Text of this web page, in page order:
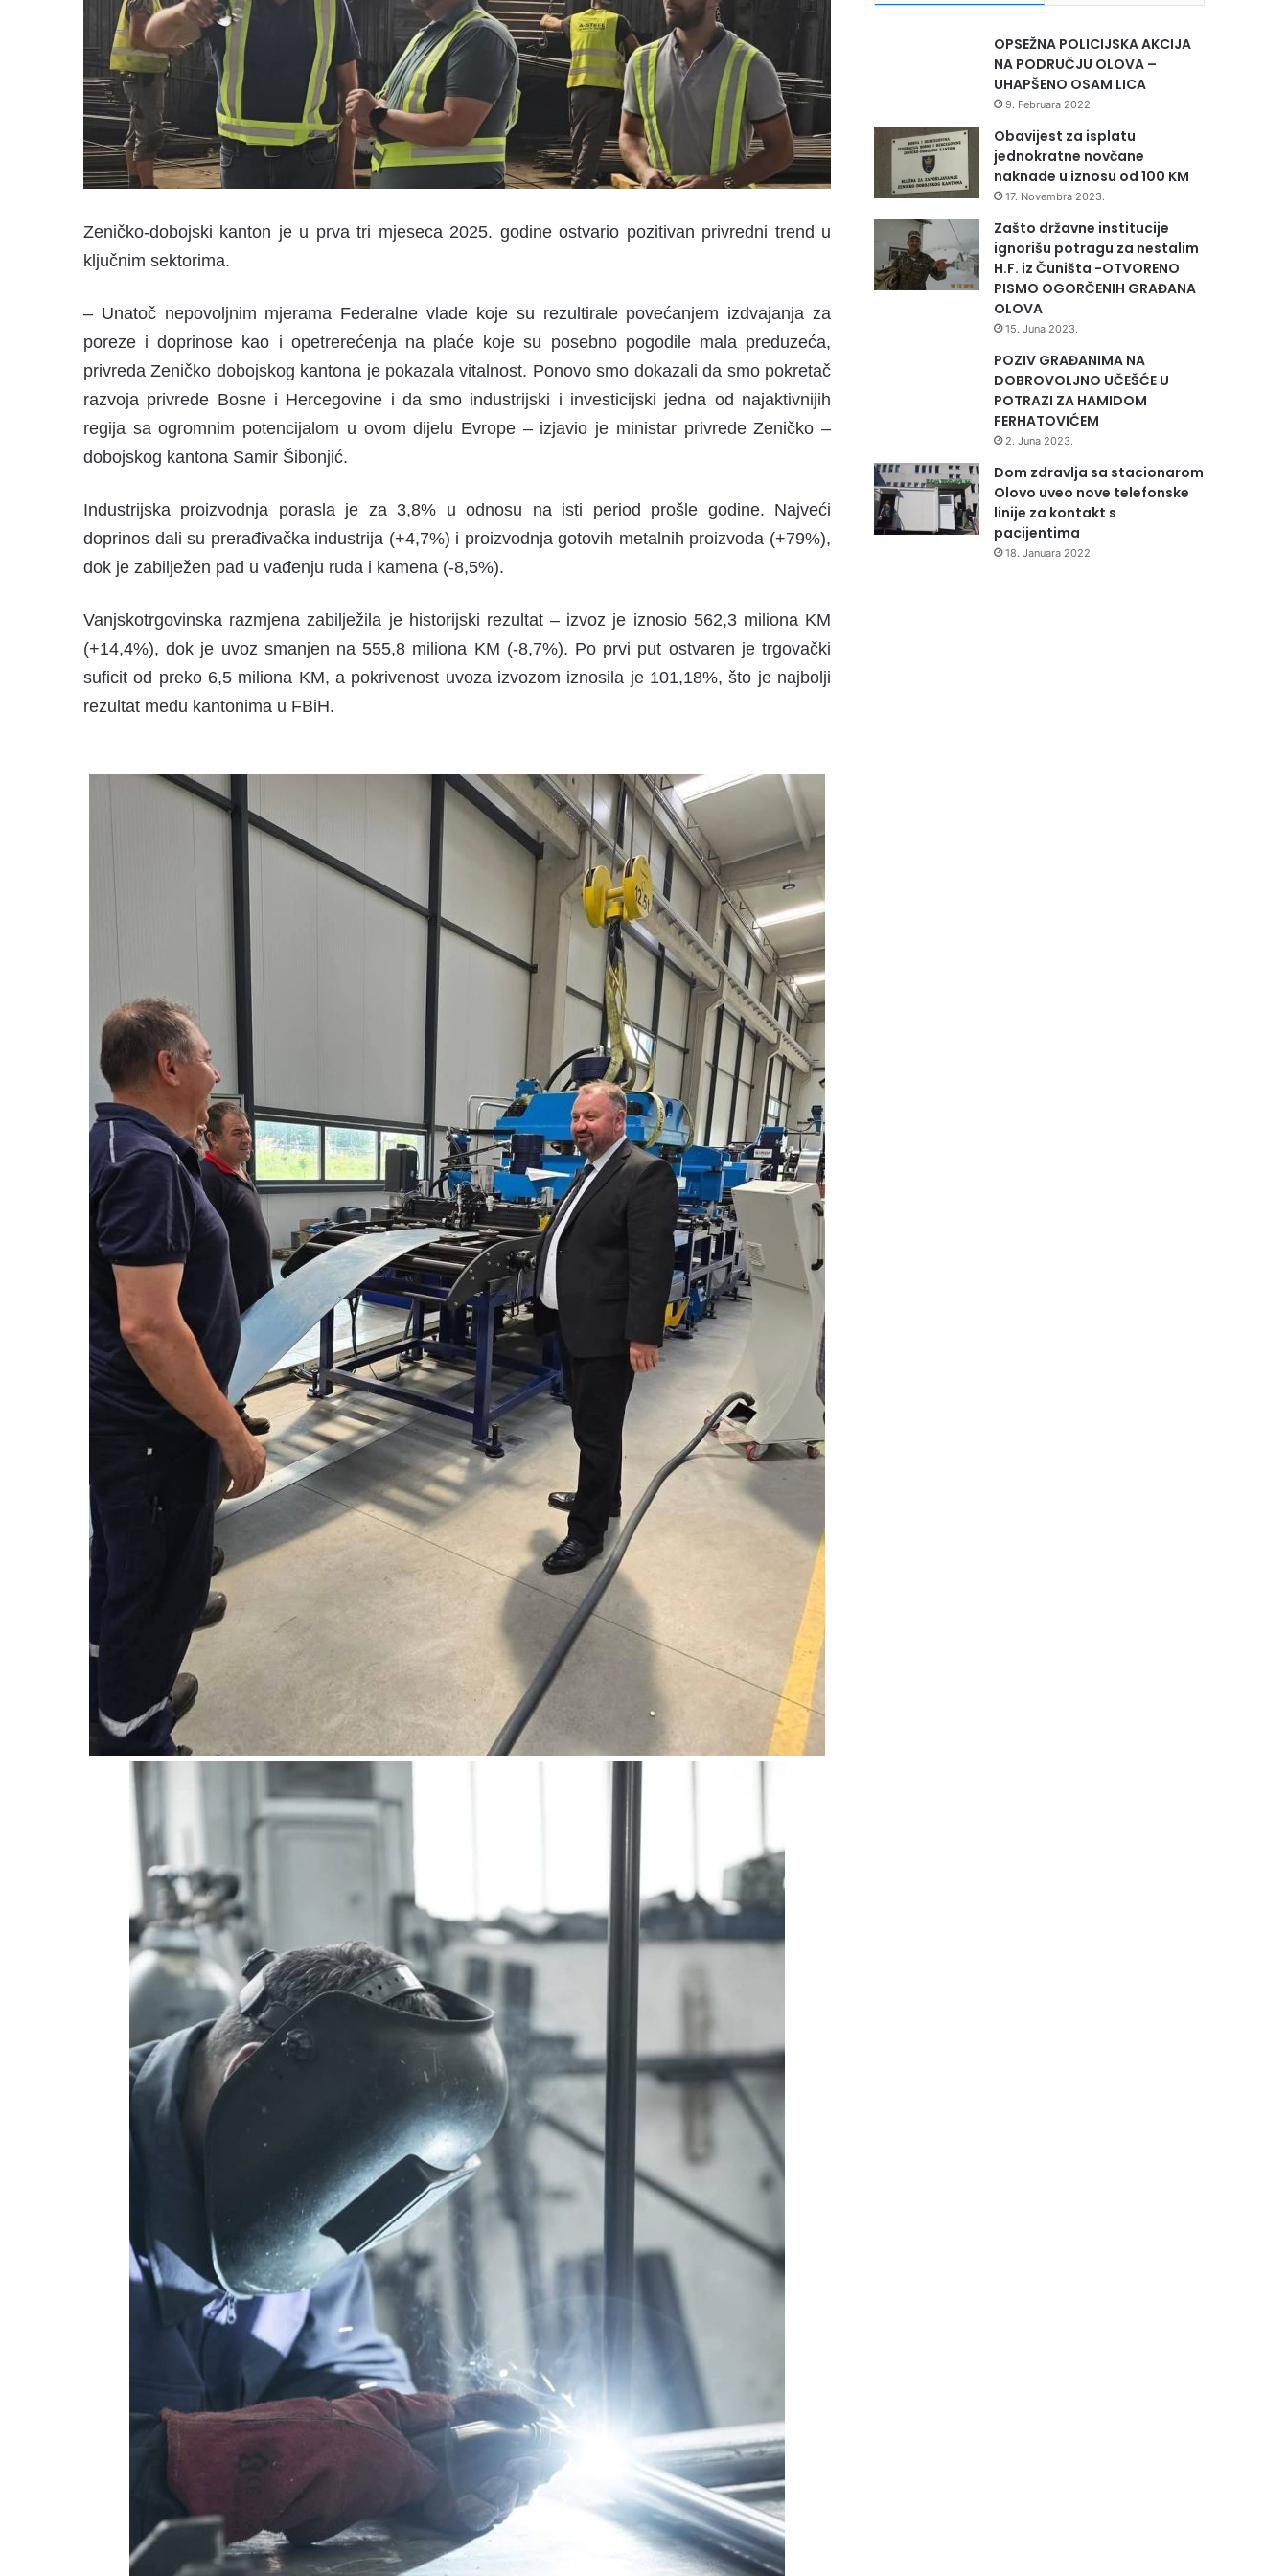
Zeničko-dobojski kanton je u prva tri mjeseca 2025. godine ostvario pozitivan privredni trend u
ključnim sektorima.
– Unatoč nepovoljnim mjerama Federalne vlade koje su rezultirale povećanjem izdvajanja za
poreze i doprinose kao i opetrerećenja na plaće koje su posebno pogodile mala preduzeća,
privreda Zeničko dobojskog kantona je pokazala vitalnost. Ponovo smo dokazali da smo pokretač
razvoja privrede Bosne i Hercegovine i da smo industrijski i investicijski jedna od najaktivnijih
regija sa ogromnim potencijalom u ovom dijelu Evrope – izjavio je ministar privrede Zeničko –
dobojskog kantona Samir Šibonjić.
Industrijska proizvodnja porasla je za 3,8% u odnosu na isti period prošle godine. Najveći
doprinos dali su prerađivačka industrija (+4,7%) i proizvodnja gotovih metalnih proizvoda (+79%),
dok je zabilježen pad u vađenju ruda i kamena (-8,5%).
Vanjskotrgovinska razmjena zabilježila je historijski rezultat – izvoz je iznosio 562,3 miliona KM
(+14,4%), dok je uvoz smanjen na 555,8 miliona KM (-8,7%). Po prvi put ostvaren je trgovački
suficit od preko 6,5 miliona KM, a pokrivenost uvoza izvozom iznosila je 101,18%, što je najbolji
rezultat među kantonima u FBiH.
OPSEŽNA POLICIJSKA AKCIJA
NA PODRUČJU OLOVA –
UHAPŠENO OSAM LICA
9. Februara 2022.
Obavijest za isplatu
jednokratne novčane
naknade u iznosu od 100 KM
17. Novembra 2023.
Zašto državne institucije
ignorišu potragu za nestalim
H.F. iz Čuništa -OTVORENO
PISMO OGORČENIH GRAĐANA
OLOVA
15. Juna 2023.
POZIV GRAĐANIMA NA
DOBROVOLJNO UČEŠĆE U
POTRAZI ZA HAMIDOM
FERHATOVIĆEM
2. Juna 2023.
Dom zdravlja sa stacionarom
Olovo uveo nove telefonske
linije za kontakt s
pacijentima
18. Januara 2022.